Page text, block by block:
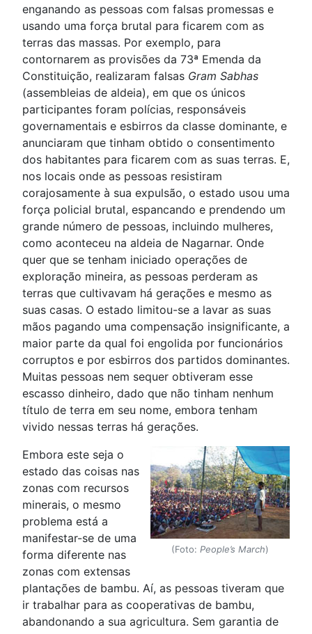
enganando as pessoas com falsas promessas e
usando uma força brutal para ficarem com as
terras das massas. Por exemplo, para
contornarem as provisões da 73ª Emenda da
Constituição, realizaram falsas Gram Sabhas
(assembleias de aldeia), em que os únicos
participantes foram polícias, responsáveis
governamentais e esbirros da classe dominante, e
anunciaram que tinham obtido o consentimento
dos habitantes para ficarem com as suas terras. E,
nos locais onde as pessoas resistiram
corajosamente à sua expulsão, o estado usou uma
força policial brutal, espancando e prendendo um
grande número de pessoas, incluindo mulheres,
como aconteceu na aldeia de Nagarnar. Onde
quer que se tenham iniciado operações de
exploração mineira, as pessoas perderam as
terras que cultivavam há gerações e mesmo as
suas casas. O estado limitou-se a lavar as suas
mãos pagando uma compensação insignificante, a
maior parte da qual foi engolida por funcionários
corruptos e por esbirros dos partidos dominantes.
Muitas pessoas nem sequer obtiveram esse
escasso dinheiro, dado que não tinham nenhum
título de terra em seu nome, embora tenham
vivido nessas terras há gerações.
(Foto: People’s March)
Embora este seja o
estado das coisas nas
zonas com recursos
minerais, o mesmo
problema está a
manifestar-se de uma
forma diferente nas
zonas com extensas
plantações de bambu. Aí, as pessoas tiveram que
ir trabalhar para as cooperativas de bambu,
abandonando a sua agricultura. Sem garantia de